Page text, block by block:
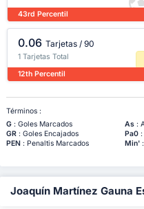
43rd Percentil
0.06 Tarjetas / 90
1 Tarjetas Total
12th Percentil
Términos :
G: Goles Marcados As:
GR: Goles Encajados Pa0:
PEN : Penaltis Marcados Min':
Joaquín Martínez Gauna